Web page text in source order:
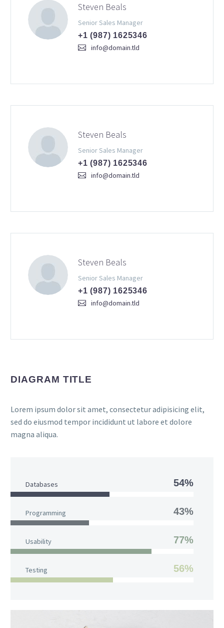
Steven Beals
Senior Sales Manager
+1 (987) 1625346
info@domain.tld
Steven Beals
Senior Sales Manager
+1 (987) 1625346
info@domain.tld
Steven Beals
Senior Sales Manager
+1 (987) 1625346
info@domain.tld
DIAGRAM TITLE
Lorem ipsum dolor sit amet, consectetur adipisicing elit,
sed do eiusmod tempor incididunt ut labore et dolore
magna aliqua.
Databases 54%
Programming 43%
Usability 77%
Testing 56%